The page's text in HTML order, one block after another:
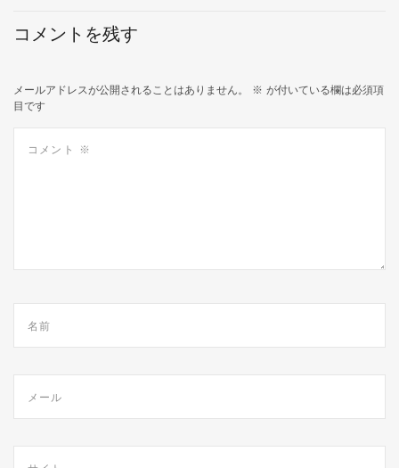
コメントを残す
メールアドレスが公開されることはありません。 ※ が付いている欄は必須項
目です